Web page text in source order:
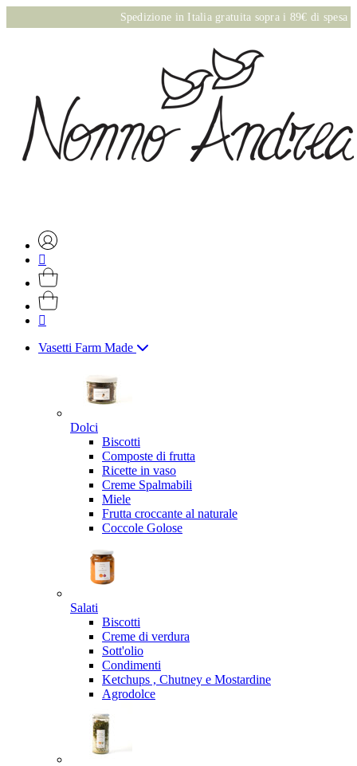
Spedizione in Italia gratuita sopra i 89€ di spesa
Vasetti Farm Made
Dolci
Biscotti
Composte di frutta
Ricette in vaso
Creme Spalmabili
Miele
Frutta croccante al naturale
Coccole Golose
Salati
Biscotti
Creme di verdura
Sott'olio
Condimenti
Ketchups , Chutney e Mostardine
Agrodolce